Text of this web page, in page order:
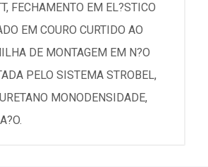
FECHAMENTO EM EL?STICO
EM COURO CURTIDO AO
DE MONTAGEM EM N?O
PELO SISTEMA STROBEL,
MONODENSIDADE,